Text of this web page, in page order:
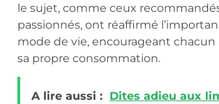
le sujet, comme ceux
passionnés, ont réaffirmé
mode de vie, encourageant chacun
sa propre consommation.
A lire aussi : Dites adieu aux